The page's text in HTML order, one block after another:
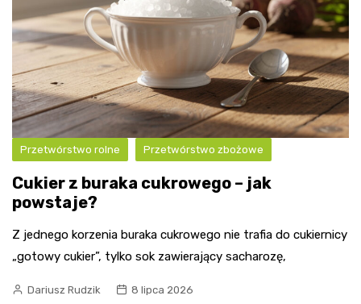
Przetwórstwo rolne Przetwórstwo zbożowe
Cukier z buraka cukrowego – jak
powstaje?
Z jednego korzenia buraka cukrowego nie trafia do cukiernicy
„gotowy cukier”, tylko sok zawierający sacharozę,
Dariusz Rudzik 8 lipca 2026